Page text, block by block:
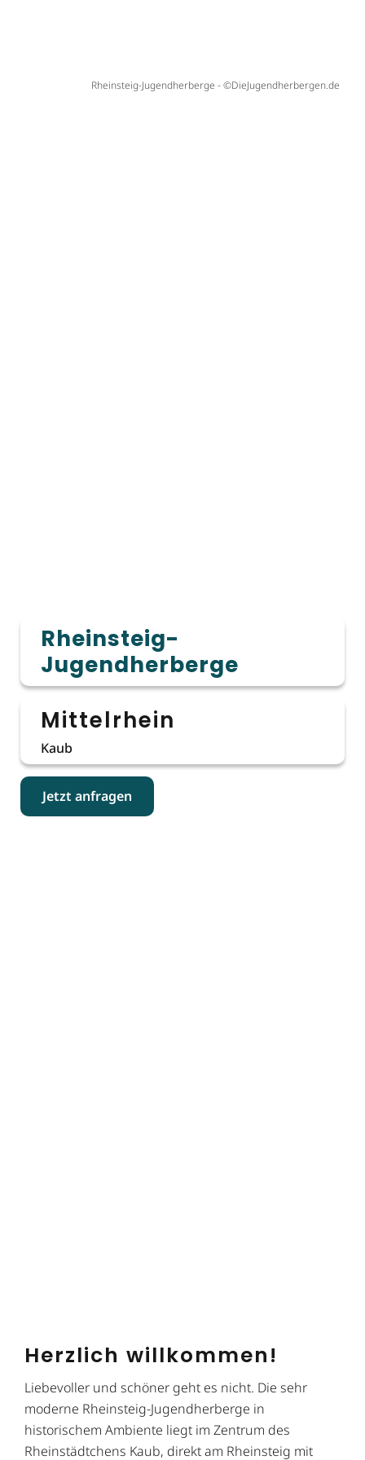
Rheinsteig-
Jugendherberge
Mittelrhein
Kaub
Jetzt anfragen
Rheinsteig-Jugendherberge - ©DieJugendherbergen.de
Herzlich willkommen!
Liebevoller und schöner geht es nicht. Die sehr
moderne Rheinsteig-Jugendherberge in
historischem Ambiente liegt im Zentrum des
Rheinstädtchens Kaub, direkt am Rheinsteig mit